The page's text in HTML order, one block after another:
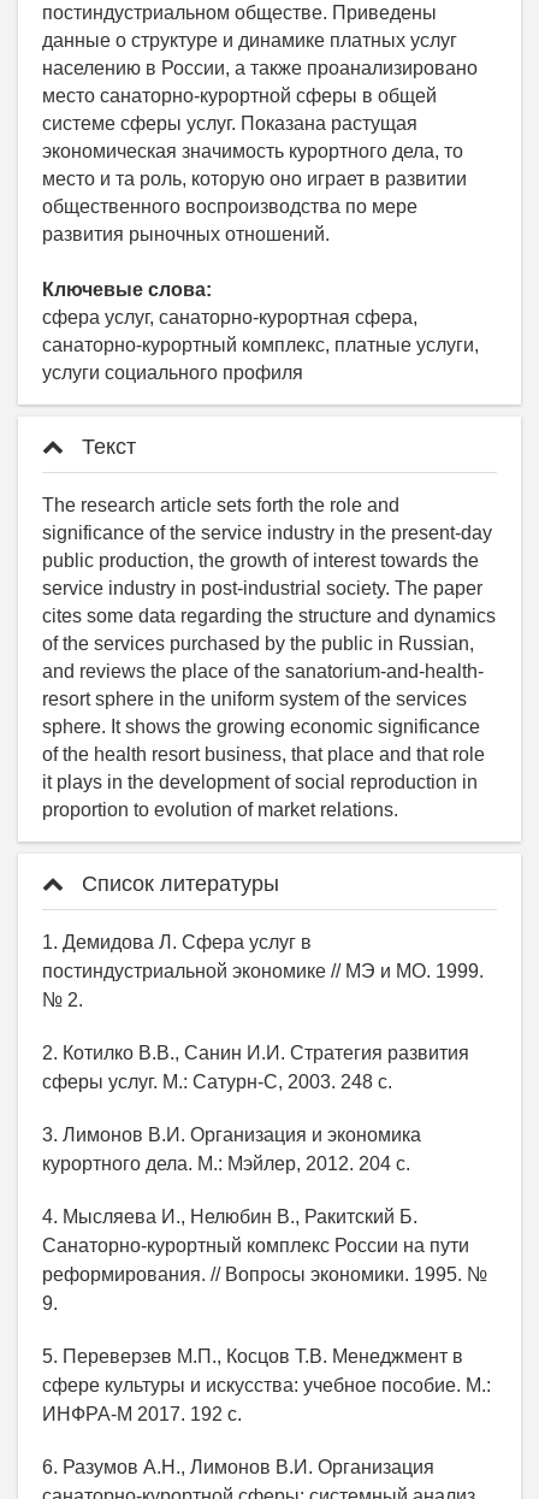
постиндустриальном обществе. Приведены
данные о структуре и динамике платных услуг
населению в России, а также проанализировано
место санаторно-курортной сферы в общей
системе сферы услуг. Показана растущая
экономическая значимость курортного дела, то
место и та роль, которую оно играет в развитии
общественного воспроизводства по мере
развития рыночных отношений.
Ключевые слова:
сфера услуг, санаторно-курортная сфера,
санаторно-курортный комплекс, платные услуги,
услуги социального профиля
Текст
The research article sets forth the role and
significance of the service industry in the present-day
public production, the growth of interest towards the
service industry in post-industrial society. The paper
cites some data regarding the structure and dynamics
of the services purchased by the public in Russian,
and reviews the place of the sanatorium-and-health-
resort sphere in the uniform system of the services
sphere. It shows the growing economic significance
of the health resort business, that place and that role
it plays in the development of social reproduction in
proportion to evolution of market relations.
Список литературы
1. Демидова Л. Сфера услуг в
постиндустриальной экономике // МЭ и МО. 1999.
№ 2.
2. Котилко В.В., Санин И.И. Стратегия развития
сферы услуг. М.: Сатурн-С, 2003. 248 с.
3. Лимонов В.И. Организация и экономика
курортного дела. М.: Мэйлер, 2012. 204 с.
4. Мысляева И., Нелюбин В., Ракитский Б.
Санаторно-курортный комплекс России на пути
реформирования. // Вопросы экономики. 1995. №
9.
5. Переверзев М.П., Косцов Т.В. Менеджмент в
сфере культуры и искусства: учебное пособие. М.:
ИНФРА-М 2017. 192 с.
6. Разумов А.Н., Лимонов В.И. Организация